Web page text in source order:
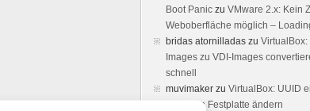
Boot Panic zu VMware 2.x: Kein
Weboberfläche möglich –
bridas atornilladas zu VirtualBox:
Images zu VDI-Images
schnell
muvimaker zu VirtualBox: UUID
virtuellen Festplatte ändern